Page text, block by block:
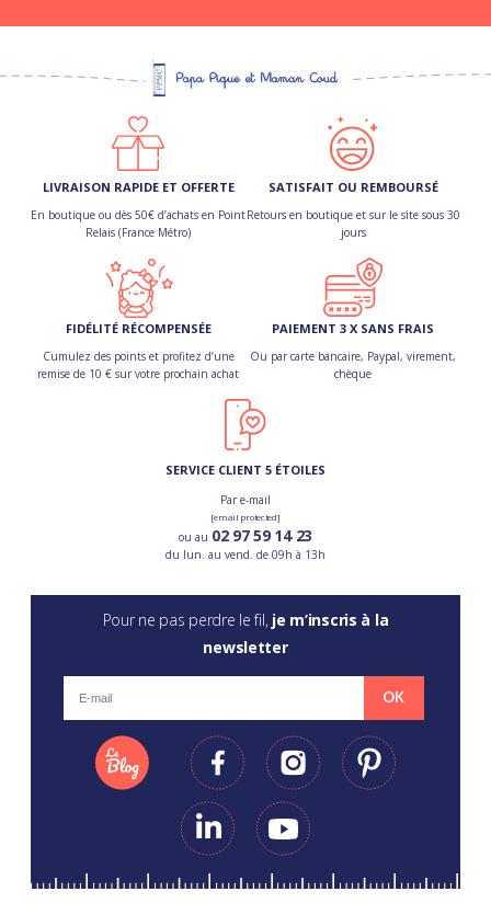
LIVRAISON RAPIDE ET OFFERTE
En boutique ou dès 50€ d’achats en Point
Relais (France Métro)
SATISFAIT OU REMBOURSÉ
Retours en boutique et sur le site sous 30
jours
FIDÉLITÉ RÉCOMPENSÉE
Cumulez des points et profitez d’une
remise de 10 € sur votre prochain achat
PAIEMENT 3 X SANS FRAIS
Ou par carte bancaire, Paypal, virement,
chèque
SERVICE CLIENT 5 ÉTOILES
Par e-mail
[email protected]
ou au 02 97 59 14 23
du lun. au vend. de 09h à 13h
Pour ne pas perdre le fil, je m’inscris à la
newsletter
OK